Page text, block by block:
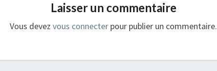
Laisser un commentaire
Vous devezvous connecter pour publier un commentaire.